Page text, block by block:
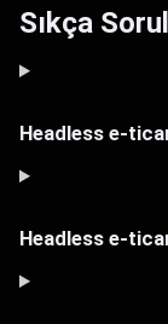
Sıkça
Headless e-
Headless e-